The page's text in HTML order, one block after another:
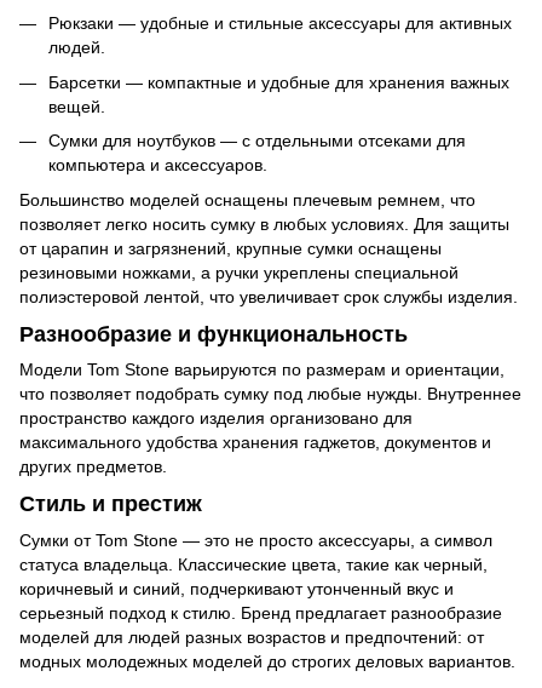
Рюкзаки — удобные и стильные аксессуары для активных
людей.
Барсетки — компактные и удобные для хранения важных
вещей.
Сумки для ноутбуков — с отдельными отсеками для
компьютера и аксессуаров.
Большинство моделей оснащены плечевым ремнем, что
позволяет легко носить сумку в любых условиях. Для защиты
от царапин и загрязнений, крупные сумки оснащены
резиновыми ножками, а ручки укреплены специальной
полиэстеровой лентой, что увеличивает срок службы изделия.
Разнообразие и функциональность
Модели Tom Stone варьируются по размерам и ориентации,
что позволяет подобрать сумку под любые нужды. Внутреннее
пространство каждого изделия организовано для
максимального удобства хранения гаджетов, документов и
других предметов.
Стиль и престиж
Сумки от Tom Stone — это не просто аксессуары, а символ
статуса владельца. Классические цвета, такие как черный,
коричневый и синий, подчеркивают утонченный вкус и
серьезный подход к стилю. Бренд предлагает разнообразие
моделей для людей разных возрастов и предпочтений: от
модных молодежных моделей до строгих деловых вариантов.